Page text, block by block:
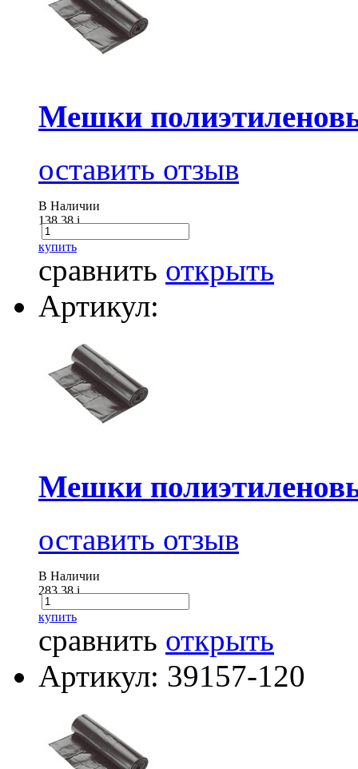
Мешки
оставить отзыв
В Наличии
138.38i
купить
сравнить открыть
Артикул:
Мешки
оставить отзыв
В Наличии
283.38i
купить
сравнить открыть
Артикул: 39157-120